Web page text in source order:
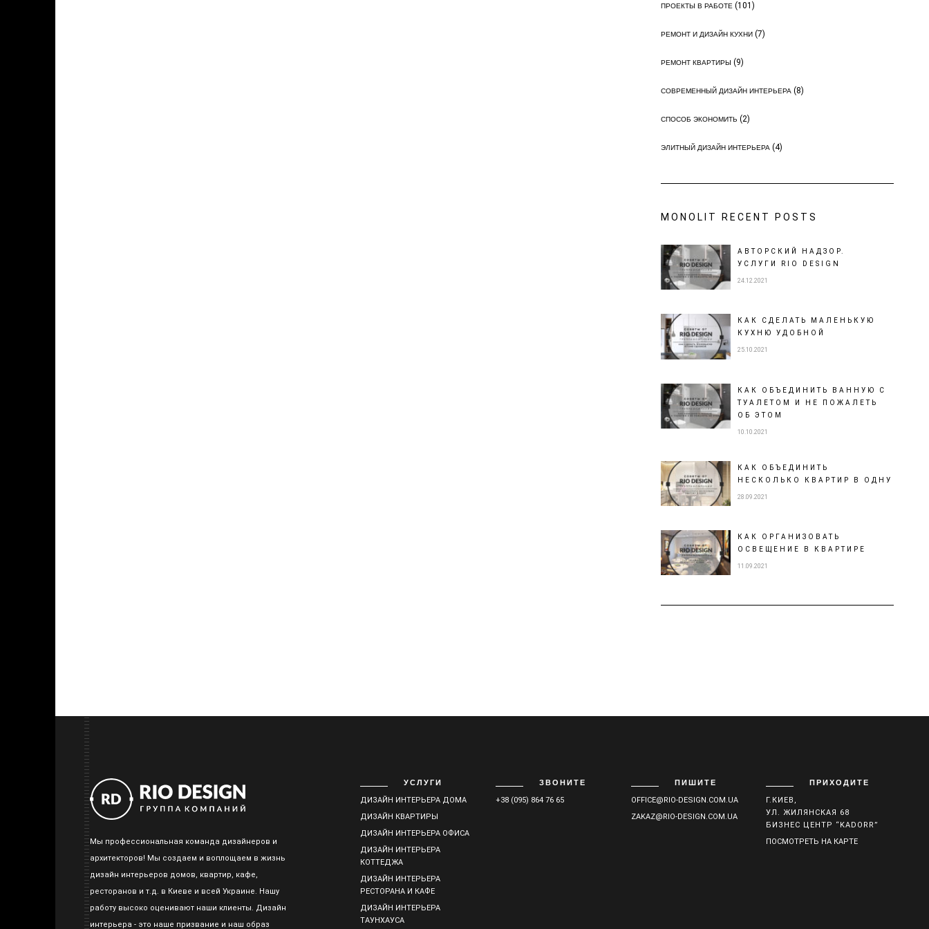
ПРОЕКТЫ В РАБОТЕ(101)
РЕМОНТ И ДИЗАЙН КУХНИ(7)
РЕМОНТ КВАРТИРЫ (9)
СОВРЕМЕННЫЙ ДИЗАЙН ИНТЕРЬЕРА(8)
СПОСОБ ЭКОНОМИТЬ (2)
ЭЛИТНЫЙ ДИЗАЙН ИНТЕРЬЕРА(4)
MONOLIT RECENT POSTS
АВТОРСКИЙ НАДЗОР.
УСЛУГИ RIO DESIGN
24.12.2021
КАК СДЕЛАТЬ МАЛЕНЬКУЮ
КУХНЮ УДОБНОЙ
25.10.2021
КАК ОБЪЕДИНИТЬ ВАННУЮ С
ТУАЛЕТОМ И НЕ ПОЖАЛЕТЬ
ОБ ЭТОМ
10.10.2021
КАК ОБЪЕДИНИТЬ
НЕСКОЛЬКО КВАРТИР В ОДНУ
28.09.2021
КАК ОРГАНИЗОВАТЬ
ОСВЕЩЕНИЕ В КВАРТИРЕ
11.09.2021
Мы профессиональная команда дизайнеров и
архитекторов! Мы создаем и воплощаем в жизнь
дизайн интерьеров домов, квартир, кафе,
ресторанов и т.д. в Киеве и всей Украине. Нашу
работу высоко оценивают наши клиенты. Дизайн
интерьера - это наше призвание и наш образ
УСЛУГИ
ДИЗАЙН ИНТЕРЬЕРА ДОМА
ДИЗАЙН КВАРТИРЫ
ДИЗАЙН ИНТЕРЬЕРА ОФИСА
ДИЗАЙН ИНТЕРЬЕРА
КОТТЕДЖА
ДИЗАЙН ИНТЕРЬЕРА
РЕСТОРАНА И КАФЕ
ДИЗАЙН ИНТЕРЬЕРА
ТАУНХАУСА
ЗВОНИТЕ
+38 (095) 864 76 65
ПИШИТЕ
OFFICE@RIO-DESIGN.COM.UA
ZAKAZ@RIO-DESIGN.COM.UA
ПРИХОДИТЕ
Г.КИЕВ,
УЛ. ЖИЛЯНСКАЯ 68
БИЗНЕС ЦЕНТР “KADORR”
ПОСМОТРЕТЬ НА КАРТЕ